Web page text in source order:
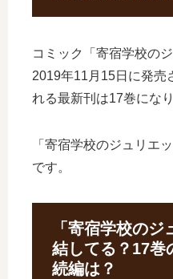
コミック「寄宿学校の
2019年11月15日に発売
れる最新刊は17巻になり
「寄宿学校のジュリエ
です。
「寄宿学校の
結してる？17巻
続編は？